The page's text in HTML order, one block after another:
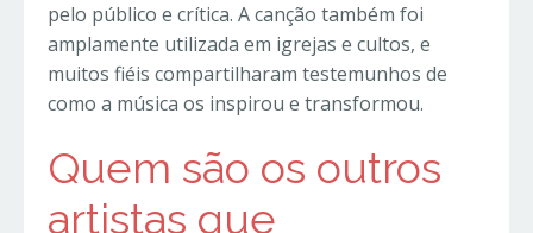
pelo público e crítica. A canção também foi
amplamente utilizada em igrejas e cultos, e
muitos fiéis compartilharam testemunhos de
como a música os inspirou e transformou.
Quem são os outros
artistas que